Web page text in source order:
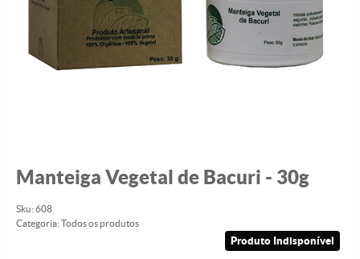
Manteiga Vegetal de Bacuri - 30g
Sku: 608
Categoria: Todos os produtos
Produto Indisponível